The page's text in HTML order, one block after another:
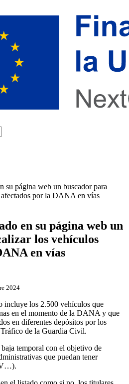
su página web un buscador para
por la DANA en vías
en su página web un
los vehículos
en vías
2024
incluye los 2.500 vehículos que
en el momento de la DANA y que
en diferentes depósitos por los
de la Guardia Civil.
temporal con el objetivo de
que puedan tener